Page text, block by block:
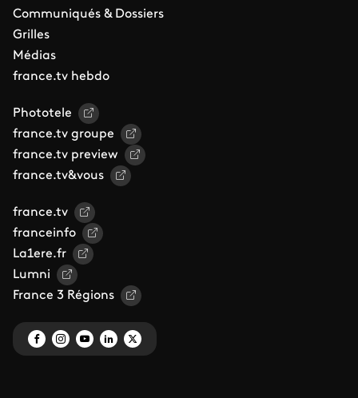
Communiqués & Dossiers
Grilles
Médias
france.tv hebdo
Phototele
france.tv groupe
france.tv preview
france.tv&vous
france.tv
franceinfo
La1ere.fr
Lumni
France 3 Régions